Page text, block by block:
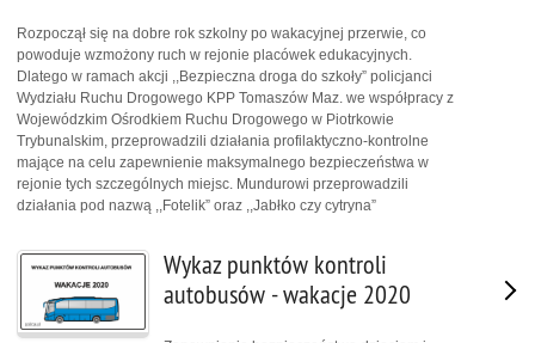
Rozpoczął się na dobre rok szkolny po wakacyjnej przerwie, co
powoduje wzmożony ruch w rejonie placówek edukacyjnych.
Dlatego w ramach akcji ,,Bezpieczna droga do szkoły” policjanci
Wydziału Ruchu Drogowego KPP Tomaszów Maz. we współpracy z
Wojewódzkim Ośrodkiem Ruchu Drogowego w Piotrkowie
Trybunalskim, przeprowadzili działania profilaktyczno-kontrolne
mające na celu zapewnienie maksymalnego bezpieczeństwa w
rejonie tych szczególnych miejsc. Mundurowi przeprowadzili
działania pod nazwą ,,Fotelik” oraz ,,Jabłko czy cytryna”
Wykaz punktów kontroli
autobusów - wakacje 2020